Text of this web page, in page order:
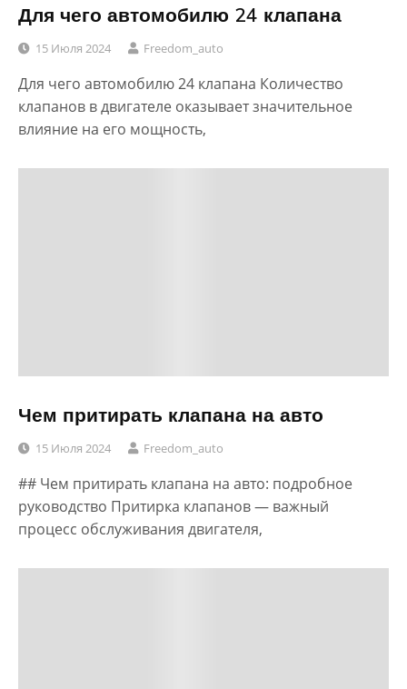
Для чего автомобилю 24 клапана
15 Июля 2024 Freedom_auto
Для чего автомобилю 24 клапана Количество
клапанов в двигателе оказывает значительное
влияние на его мощность,
Чем притирать клапана на авто
15 Июля 2024 Freedom_auto
## Чем притирать клапана на авто: подробное
руководство Притирка клапанов — важный
процесс обслуживания двигателя,